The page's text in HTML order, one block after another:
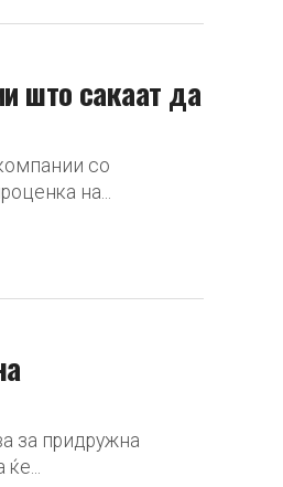
што сакаат да
со
на...
за придружна